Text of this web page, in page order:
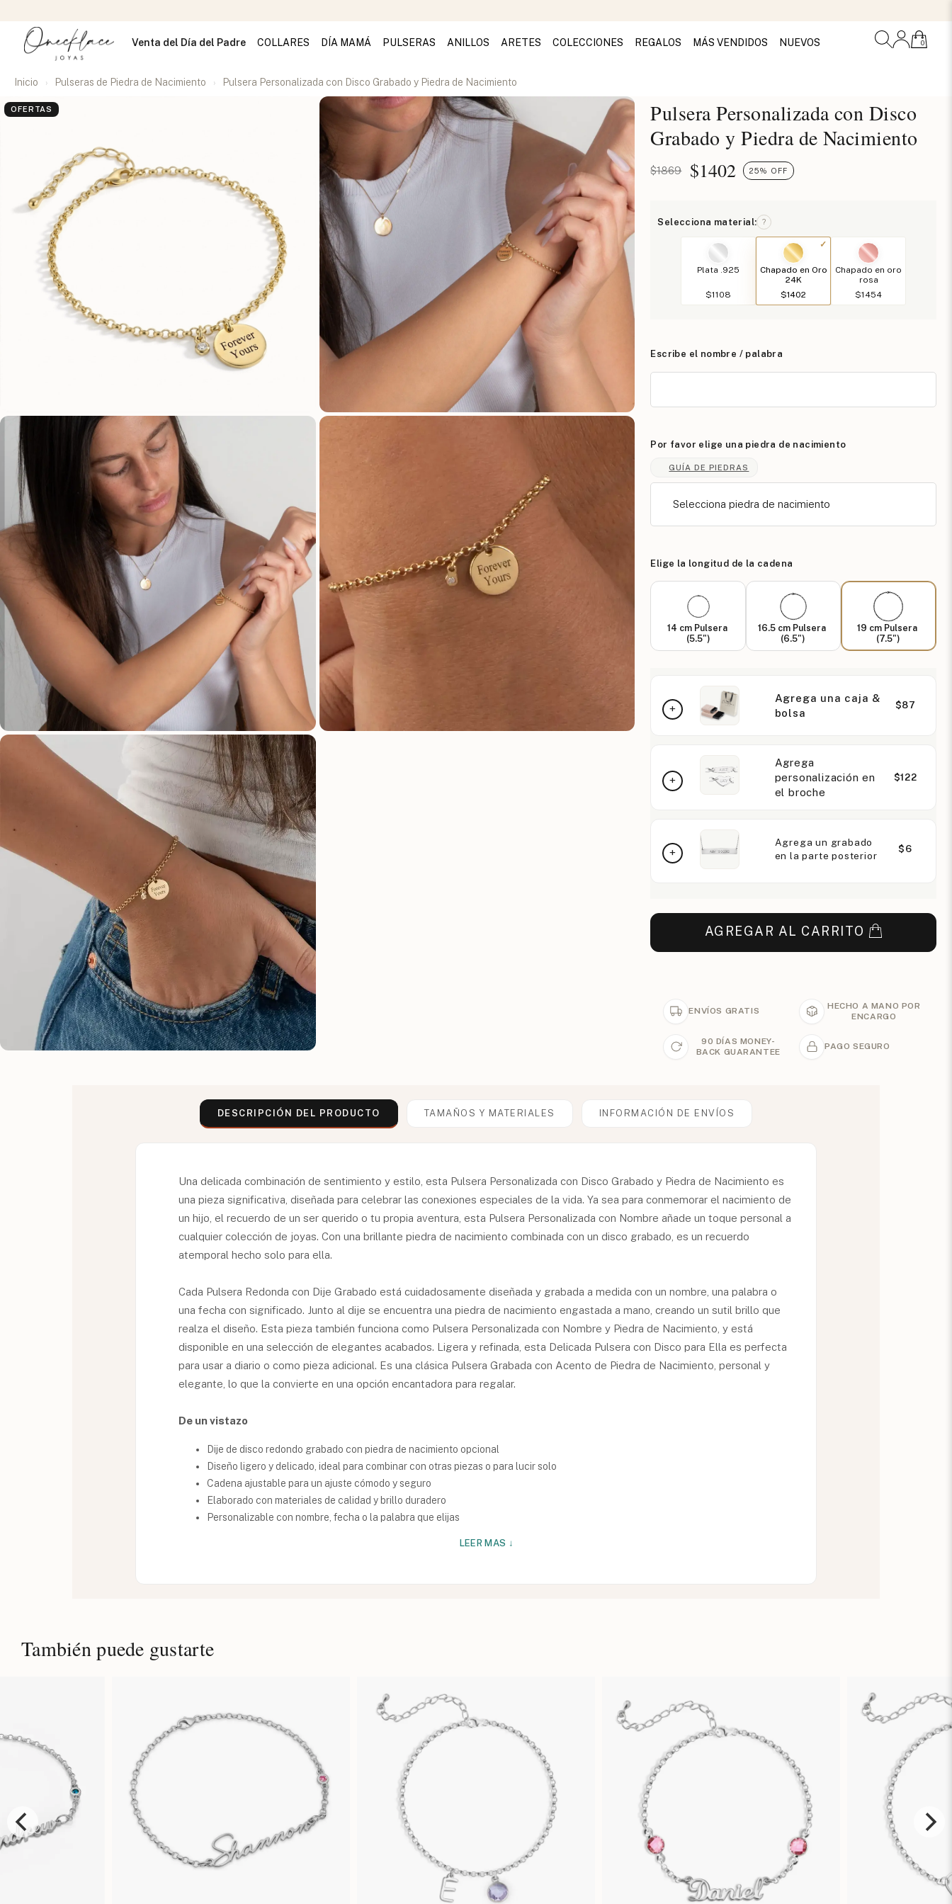
Venta del Día del Padre COLLARES DÍA MAMÁ PULSERAS ANILLOS ARETES COLECCIONES REGALOS MÁS VENDIDOS NUEVOS 0
Inicio Pulseras de Piedra de Nacimiento Pulsera Personalizada con Disco Grabado y Piedra de Nacimiento
OFERTAS
Pulsera Personalizada con Disco
Grabado y Piedra de Nacimiento
$1869 $1402 25% OFF
Selecciona material: ?
Plata .925
$1108
Chapado en Oro
24K
$1402
Chapado en oro
rosa
$1454
Escribe el nombre / palabra
Por favor elige una piedra de nacimiento
GUÍA DE PIEDRAS
Selecciona piedra de nacimiento
Elige la longitud de la cadena
14 cm Pulsera
(5.5")
16.5 cm Pulsera
(6.5")
19 cm Pulsera
(7.5")
Agrega una caja &
bolsa
$87
Agrega
personalización en
el broche
$122
Agrega un grabado
en la parte posterior
$6
AGREGAR AL CARRITO
ENVÍOS GRATIS
HECHO A MANO POR
ENCARGO
90 DÍAS MONEY-
BACK GUARANTEE
PAGO SEGURO
DESCRIPCIÓN DEL PRODUCTO TAMAÑOS Y MATERIALES INFORMACIÓN DE ENVÍOS
Una delicada combinación de sentimiento y estilo, esta Pulsera Personalizada con Disco Grabado y Piedra de Nacimiento es
una pieza significativa, diseñada para celebrar las conexiones especiales de la vida. Ya sea para conmemorar el nacimiento de
un hijo, el recuerdo de un ser querido o tu propia aventura, esta Pulsera Personalizada con Nombre añade un toque personal a
cualquier colección de joyas. Con una brillante piedra de nacimiento combinada con un disco grabado, es un recuerdo
atemporal hecho solo para ella.
Cada Pulsera Redonda con Dije Grabado está cuidadosamente diseñada y grabada a medida con un nombre, una palabra o
una fecha con significado. Junto al dije se encuentra una piedra de nacimiento engastada a mano, creando un sutil brillo que
realza el diseño. Esta pieza también funciona como Pulsera Personalizada con Nombre y Piedra de Nacimiento, y está
disponible en una selección de elegantes acabados. Ligera y refinada, esta Delicada Pulsera con Disco para Ella es perfecta
para usar a diario o como pieza adicional. Es una clásica Pulsera Grabada con Acento de Piedra de Nacimiento, personal y
elegante, lo que la convierte en una opción encantadora para regalar.
De un vistazo
Dije de disco redondo grabado con piedra de nacimiento opcional
Diseño ligero y delicado, ideal para combinar con otras piezas o para lucir solo
Cadena ajustable para un ajuste cómodo y seguro
Elaborado con materiales de calidad y brillo duradero
Personalizable con nombre, fecha o la palabra que elijas
LEER MAS ↓
También puede gustarte